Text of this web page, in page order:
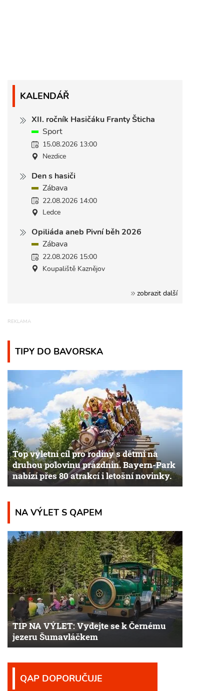
KALENDÁŘ
XII. ročník Hasičáku Franty Šticha
Sport
15.08.2026 13:00
Nezdice
Den s hasiči
Zábava
22.08.2026 14:00
Ledce
Opiliáda aneb Pivní běh 2026
Zábava
22.08.2026 15:00
Koupaliště Kaznějov
zobrazit další
TIPY DO BAVORSKA
Top výletní cíl pro rodiny s dětmi na
druhou polovinu prázdnin. Bayern-Park
nabízí přes 80 atrakcí i letošní novinky.
NA VÝLET S QAPEM
TIP NA VÝLET: Vydejte se k Černému
jezeru Šumavláčkem
QAP DOPORUČUJE